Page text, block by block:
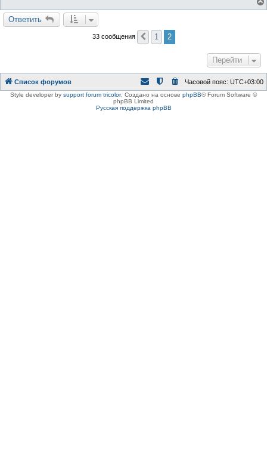
Ответить
33 сообщения Пред.
1 2
Перейти
Список форумов Часовой пояс: UTC+03:00
Style developer by support forum tricolor, Создано на основе phpBB® Forum Software ©
phpBB Limited
Русская поддержка phpBB